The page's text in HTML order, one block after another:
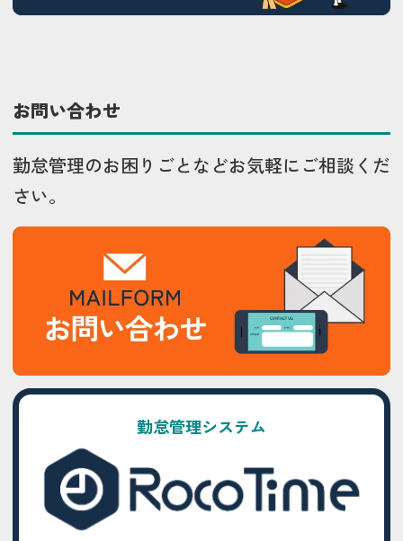
お問い合わせ
勤怠管理のお困りごとなどお気軽にご相談くだ
さい。
勤怠管理システム